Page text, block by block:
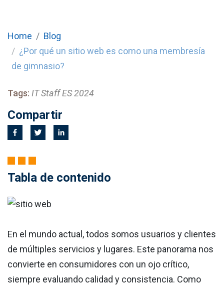
Home
Blog
¿Por qué un sitio web es como una membresía
de gimnasio?
Tags: IT Staff ES 2024
Compartir
Tabla de contenido
En el mundo actual, todos somos usuarios y clientes
de múltiples servicios y lugares. Este panorama nos
convierte en consumidores con un ojo crítico,
siempre evaluando calidad y consistencia. Como